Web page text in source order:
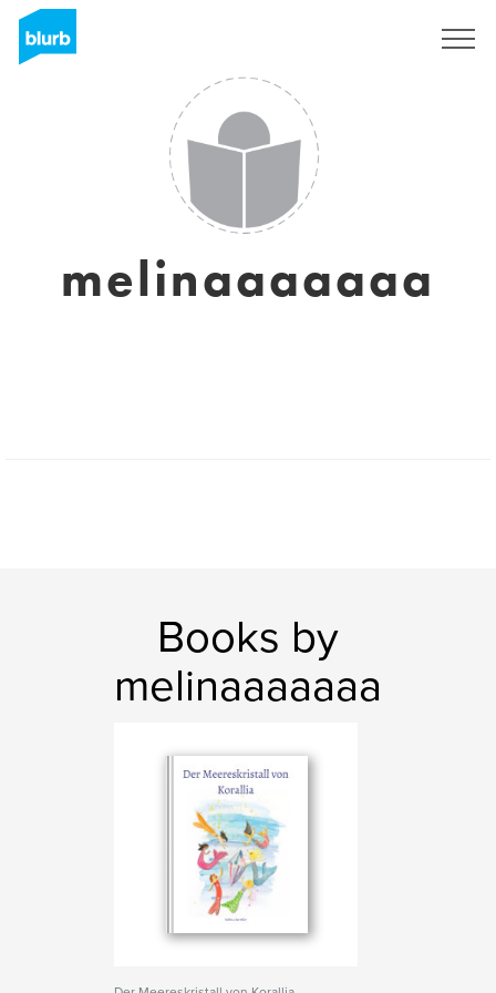
melinaaaaaaa
Books by
melinaaaaaaa